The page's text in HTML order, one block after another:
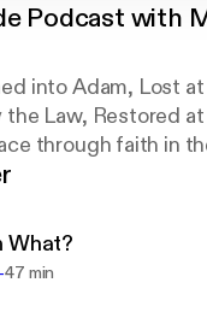
Podcast with
into Adam, Lost
the Law, Restored
through faith in
is Christ’s Life!
in Him!
What?
-47 min